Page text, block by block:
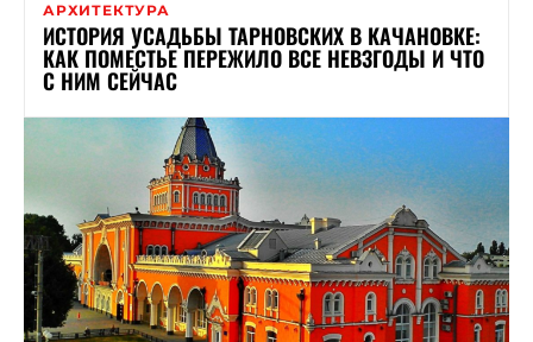
АРХИТЕКТУРА
ИСТОРИЯ УСАДЬБЫ ТАРНОВСКИХ В КАЧАНОВКЕ:
КАК ПОМЕСТЬЕ ПЕРЕЖИЛО ВСЕ НЕВЗГОДЫ И ЧТО
С НИМ СЕЙЧАС